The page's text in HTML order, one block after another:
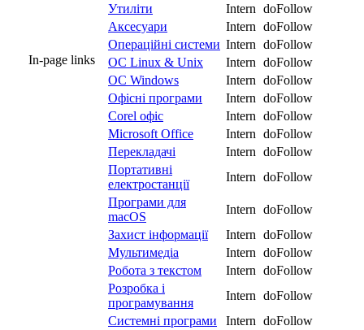
In-page links
Утиліти
Intern doFollow
Аксесуари
Intern doFollow
Операційні системи Intern doFollow
ОС Linux & Unix
Intern doFollow
ОС Windows
Intern doFollow
Офісні програми
Intern doFollow
Corel офіс
Intern doFollow
Microsoft Office
Intern doFollow
Перекладачі
Intern doFollow
Портативні
електростанції
Intern doFollow
Програми для
macOS
Intern doFollow
Захист інформації
Intern doFollow
Мультимедіа
Intern doFollow
Робота з текстом
Intern doFollow
Розробка і
програмування
Intern doFollow
Системні програми
Intern doFollow